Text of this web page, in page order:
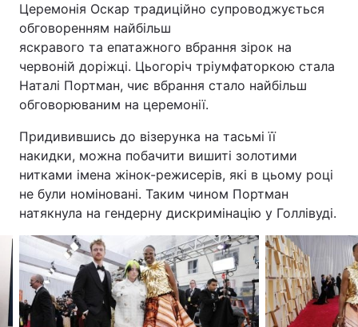
Церемонія Оскар традиційно супроводжується
обговоренням найбільш
яскравого та епатажного вбрання зірок на
червоній доріжці. Цьогоріч тріумфаторкою стала
Наталі Портман, чиє вбрання стало найбільш
обговорюваним на церемонії.
Придивившись до візерунка на тасьмі її
накидки, можна побачити вишиті золотими
нитками імена жінок-режисерів, які в цьому році
не були номіновані. Таким чином Портман
натякнула на гендерну дискримінацію у Голлівуді.